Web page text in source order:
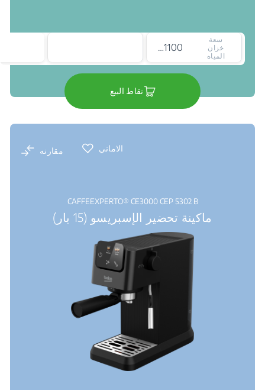
سعة
خزان
المياه
1100 ملي لتر
نقاط البيع
الاماني مقارنه
CAFFEEXPERTO® CE3000 CEP 5302 B
ماكينة تحضير الإسبريسو (15 بار)